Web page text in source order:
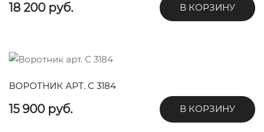
18 200 руб. В КОРЗИНУ
ВОРОТНИК АРТ. С 3184
15 900 руб. В КОРЗИНУ